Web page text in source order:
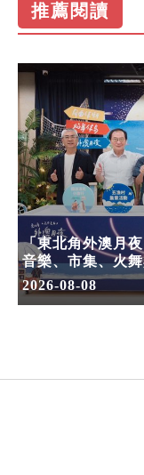
推薦閱讀
「東北角外澳月
音樂、市集、火
2026-08-08